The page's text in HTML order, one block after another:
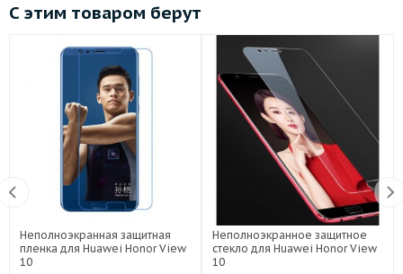
С этим товаром берут
Неполноэкранная защитная
пленка для Huawei Honor View
10
Неполноэкранное защитное
стекло для Huawei Honor View
10